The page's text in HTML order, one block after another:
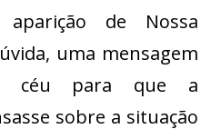
de Nossa
uma mensagem
céu para que a
sobre a situação